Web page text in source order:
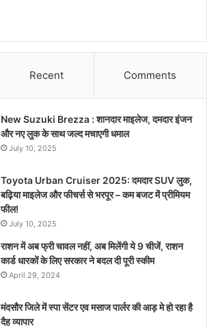
Recent Comments
New Suzuki Brezza : शानदार माइलेज, दमदार इंजन
और नए लुक के साथ जल्द मचाएगी धमाल
July 10, 2025
Toyota Urban Cruiser 2025: दमदार SUV लुक,
बढ़िया माइलेज और फीचर्स से भरपूर – कम बजट में प्रीमियम
फील!
July 10, 2025
राशन में अब फ्री चावल नहीं, अब मिलेंगी ये 9 चीजें, राशन
कार्ड धारकों के लिए सरकार ने बदल दी पूरी स्कीम
April 29, 2024
मंदसौर जिले में स्पा सेंटर एव मसाज पार्लर की आड़ मे हो रहा है
दैह व्यापार